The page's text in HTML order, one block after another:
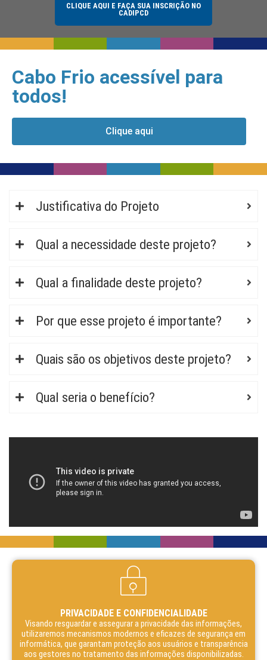
CLIQUE AQUI E FAÇA SUA INSCRIÇÃO NO
CADIPCD
Cabo Frio acessível para
todos!
Clique aqui
Justificativa do Projeto
Qual a necessidade deste projeto?
Qual a finalidade deste projeto?
Por que esse projeto é importante?
Quais são os objetivos deste projeto?
Qual seria o benefício?
PRIVACIDADE E CONFIDENCIALIDADE
Visando resguardar e assegurar a privacidade das informações,
utilizaremos mecanismos modernos e eficazes de segurança em
informática, que garantam proteção aos usuários e transparência
aos gestores no tratamento das informações disponibilizadas.